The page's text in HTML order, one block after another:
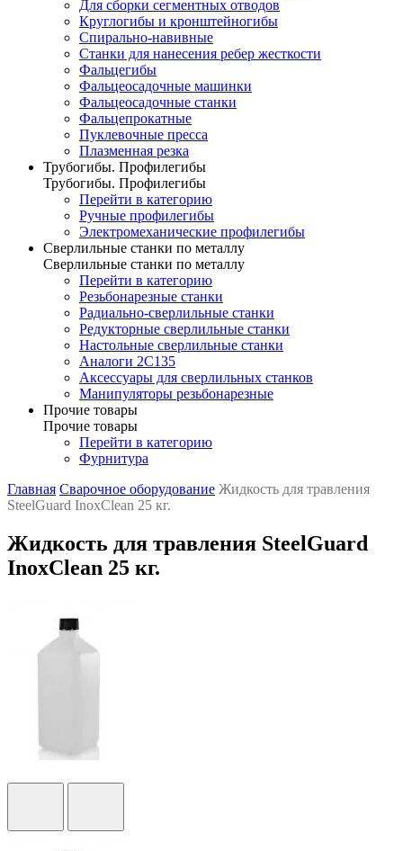
Для сборки сегментных отводов
Круглогибы и кронштейногибы
Спирально-навивные
Станки для нанесения ребер жесткости
Фальцегибы
Фальцеосадочные машинки
Фальцеосадочные станки
Фальцепрокатные
Пуклевочные пресса
Плазменная резка
Трубогибы. Профилегибы
Трубогибы. Профилегибы
Перейти в категорию
Ручные профилегибы
Электромеханические профилегибы
Сверлильные станки по металлу
Сверлильные станки по металлу
Перейти в категорию
Резьбонарезные станки
Радиально-сверлильные станки
Редукторные сверлильные станки
Настольные сверлильные станки
Аналоги 2С135
Аксессуары для сверлильных станков
Манипуляторы резьбонарезные
Прочие товары
Прочие товары
Перейти в категорию
Фурнитура
Главная Сварочное оборудование Жидкость для травления
SteelGuard InoxClean 25 кг.
Жидкость для травления SteelGuard
InoxClean 25 кг.